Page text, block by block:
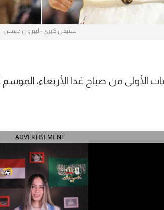
ستيفن كيري - ليبرون جيمس
الأولى من صباح غدا الأربعاء، الموسم
ADVERTISEMENT